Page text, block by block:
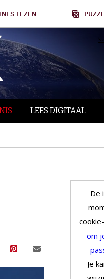
LEZEN
LEES DIGITAAL
De
om
Je